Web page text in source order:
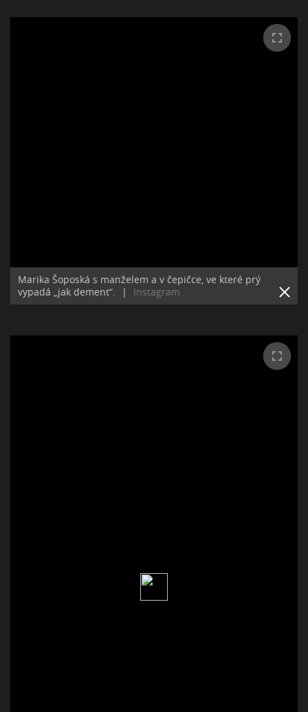
Marika Šoposká s manželem a v čepičce, ve které prý
vypadá „jak dement“.
| Instagram